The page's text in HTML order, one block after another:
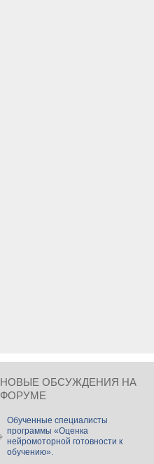
НОВЫЕ ОБСУЖДЕНИЯ НА
ФОРУМЕ
Обученные специалисты
программы «Оценка
нейромоторной готовности к
обучению».